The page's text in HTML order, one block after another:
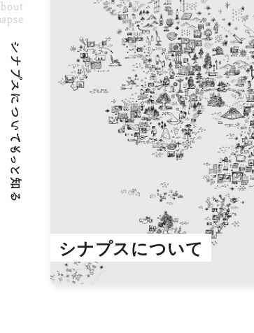
シナプスについてもっと知る
シナプスについて
シナプスの経営理念
シナプスからの約束
シナプスの特長
数字で見るシナプス
サービス紹介